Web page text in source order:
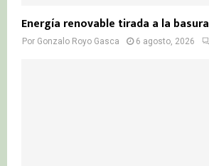
Energía renovable tirada a la basura
Por Gonzalo Royo Gasca 6 agosto, 2026